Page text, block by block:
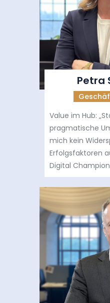
Petra
Value im Hub:
pragmatische
mich kein
Erfolgsfaktoren
Digital